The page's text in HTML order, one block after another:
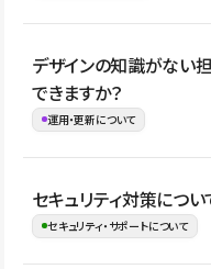
ない段階でも、お問い合わ
お問合せはこちら
公開ページ数、バージョン
管理の有無などがプランご
ージをご覧ください。
デザインの知識がない
できますか？
運用・更新について
はい。CMSやコンポーネン
ことで、デザインを崩しに
セキュリティ対策につい
セキュリティ・サポートについて